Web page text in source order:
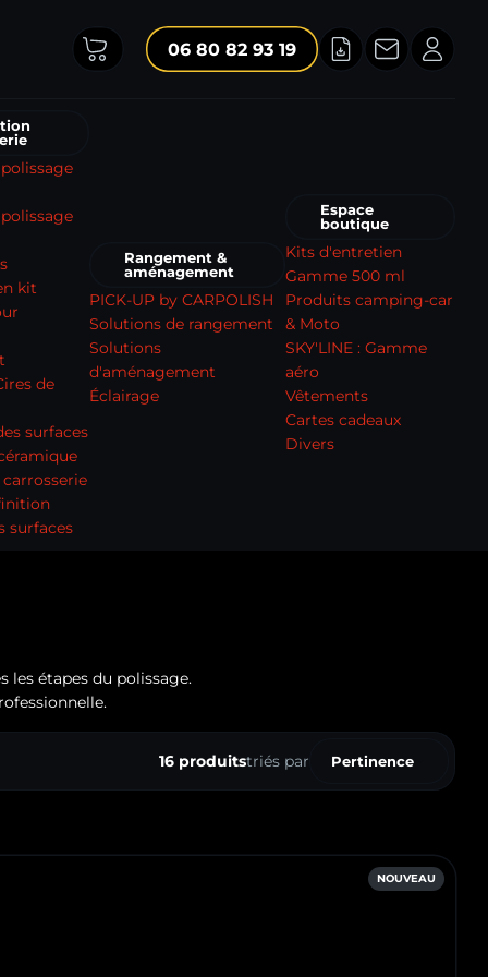
06 80 82 93 19
kit
de
surfaces
surfaces
Rangement &
aménagement
PICK-UP by CARPOLISH
Solutions de rangement
Solutions
d'aménagement
Éclairage
Espace
boutique
Kits d'entretien
Gamme 500 ml
Produits camping-car
& Moto
SKY'LINE : Gamme
aéro
Vêtements
Cartes cadeaux
Divers
les étapes du polissage.
16 produitstriés par Pertinence
Nom, A à Z
NOUVEAU